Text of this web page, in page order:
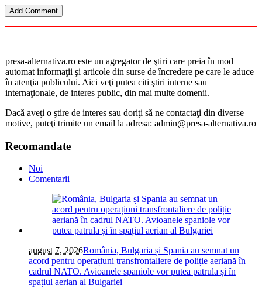
presa-alternativa.ro este un agregator de ştiri care preia în mod
automat informaţii şi articole din surse de încredere pe care le aduce
în atenţia publicului. Aici veţi putea citi ştiri interne sau
internaţionale, de interes public, din mai multe domenii.
Dacă aveţi o ştire de interes sau doriţi să ne contactaţi din diverse
motive, puteţi trimite un email la adresa: admin@presa-alternativa.ro
Recomandate
Noi
Comentarii
august 7, 2026România, Bulgaria și Spania au semnat un
acord pentru operațiuni transfrontaliere de poliție aeriană în
cadrul NATO. Avioanele spaniole vor putea patrula și în
spațiul aerian al Bulgariei